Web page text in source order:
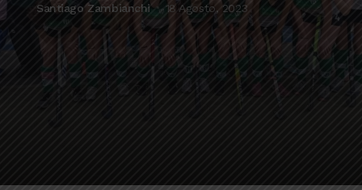
Santiago Zambianchi 18 Agosto, 2023